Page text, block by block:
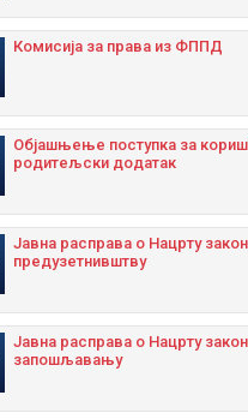
Комисија за права из ФППД
Објашњење поступка за
родитељски додатак
Јавна расправа о Нацрту
предузетнивштву
Јавна расправа о Нацрту
запошљавању